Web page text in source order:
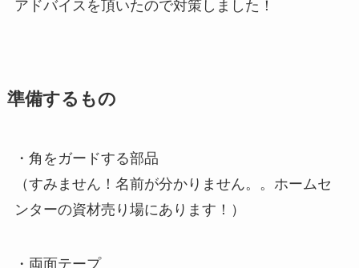
アドバイスを頂いたので対策しました！
準備するもの
・角をガードする部品
（すみません！名前が分かりません。。ホームセ
ンターの資材売り場にあります！）
・両面テープ